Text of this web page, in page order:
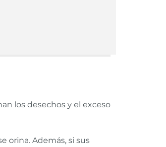
los desechos y el exceso
orina. Además, si sus